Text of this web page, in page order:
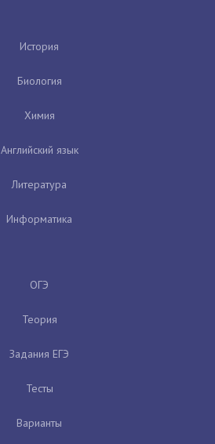
История
Биология
Химия
Английский язык
Литература
Информатика
ОГЭ
Теория
Задания ЕГЭ
Тесты
Варианты